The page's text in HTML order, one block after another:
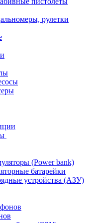
рулетки
(Power bank)
батарейки
устройства (АЗУ)